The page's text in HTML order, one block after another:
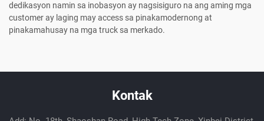
dedikasyon namin sa inobasyon ay nagsisiguro na ang aming mga
customer ay laging may access sa pinakamodernong at
pinakamahusay na mga truck sa merkado.
Kontak